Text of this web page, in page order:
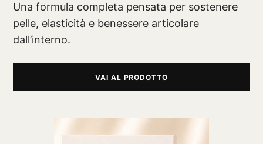
Una formula completa pensata per sostenere
pelle, elasticità e benessere articolare
dall’interno.
VAI AL PRODOTTO